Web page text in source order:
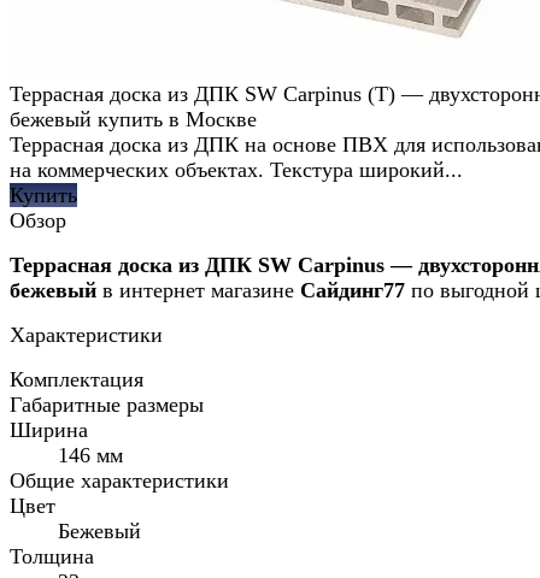
Террасная доска из ДПК SW Carpinus (T) —
бежевый купить в Москве
Террасная доска из ДПК на основе ПВХ для
на коммерческих объектах. Текстура широкий...
Купить
Обзор
Террасная доска из ДПК SW Carpinus —
бежевый в интернет магазине Сайдинг77 по выгодной
Характеристики
Комплектация
Габаритные размеры
Ширина
146 мм
Общие характеристики
Цвет
Бежевый
Толщина